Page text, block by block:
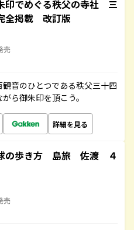
印でめぐる秩父の寺社 三
全掲載 改訂版
売
音のひとつである秩父三十四
ら御朱印を頂こう。
詳細を見る
の歩き方 島旅 佐渡 ４
売